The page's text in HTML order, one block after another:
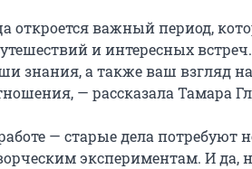
откроется важный период,
и интересных встреч.
знания, а также ваш взгляд
— рассказала Тамара
— старые дела потребуют
экспериментам. И да,